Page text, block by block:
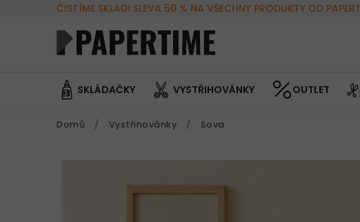
ČISTÍME SKLAD! SLEVA 50 % NA VŠECHNY PRODUKTY OD
SKLÁDAČKY VYSTŘIHOVÁNKY OUTLET
Domů / Vystřihovánky / Sova